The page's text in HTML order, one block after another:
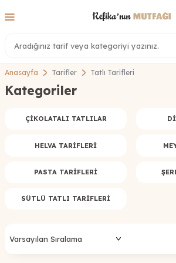
Anasayfa Tarifler Tatlı Tarifleri
Kategoriler
ÇIKOLATALI TATLILAR
HELVA TARIFLERI
PASTA TARIFLERI
SÜTLÜ TATLI TARIFLERI